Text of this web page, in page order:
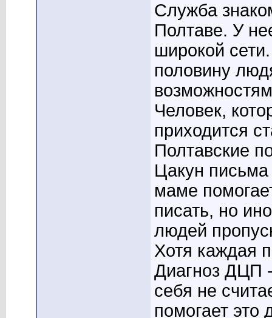
Служба
Полтаве. У
широкой
половину
Человек,
приходится
Полтавские
Цакун письма
маме
писать, но
людей
Хотя каждая
Диагноз ДЦП
себя не
помогает это